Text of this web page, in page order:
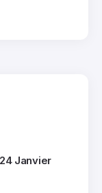
Janvier